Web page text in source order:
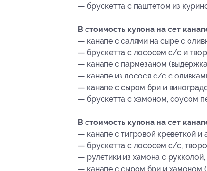
— брускетта с паштетом из
В стоимость купона на сет
— канапе с салями на сыре с
— брускетта с лососем с/с и
— канапе с пармезаном
— канапе из лосося с/с с
— канапе с сыром бри и
— брускетта с хамоном, соусом
В стоимость купона на сет
— канапе с тигровой креветкой
— брускетта с лососем с/с,
— рулетики из хамона с
— канапе с сыром бри и хамоном